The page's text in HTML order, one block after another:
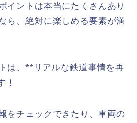
イントは本当にたくさんあり
ら、絶対に楽しめる要素が満
は、**リアルな鉄道事情を再
！
をチェックできたり、車両の